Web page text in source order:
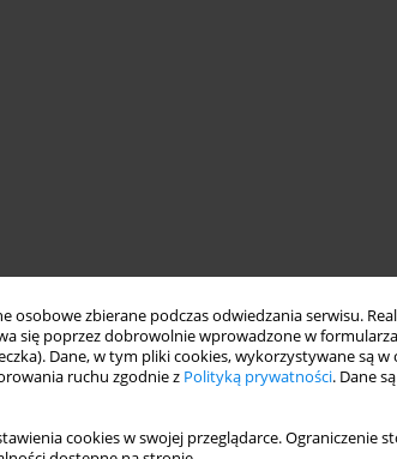
osobowe zbierane podczas odwiedzania serwisu.
się poprzez dobrowolnie wprowadzone w
Dane, w tym pliki cookies, wykorzystywane są
ruchu zgodnie z Polityką prywatności. Dane
cookies w swojej przeglądarce.